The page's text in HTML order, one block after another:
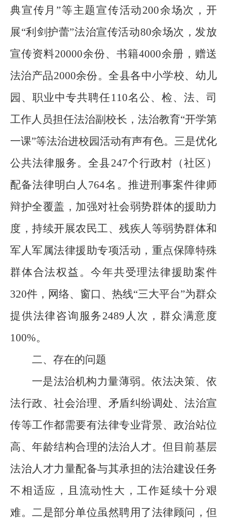
典宣传月 ”等主题宣传活动200余场次，开
展“利剑护蕾”法治宣传活动80余场次，发放
宣传资料20000余份、书籍4000余册，赠送
法治产品2000余份。全县各中小学校、幼儿
园、职业中专共聘任110名公、检、法、司
工作人员担任法治副校长，法治教育“开学第
一课”等法治进校园活动有声有色。三是优化
公共法律服务。全县247个行政村（社区）
配备法律明白人 764名。推进刑事案件律师
辩护全覆盖，加强对社会弱势群体的援助力
度，持续开展农民工、残疾人等弱势群体和
军人军属法律援助专项活动，重点保障特殊
群体合法权益。今年共受理法律援助案件
320件，网络、窗口、热线“三大平台”为群众
提供法律咨询服务2489 人次，群众满意度
100%。
二、存在的问题
一是法治机构力量薄弱。依法决策、依
法行政、社会治理、矛盾纠纷调处、法治宣
传等工作都需要有法律专业背景、政治站位
高、年龄结构合理的法治人才。但目前基层
法治人才力量配备与其承担的法治建设任务
不相适应，且流动性大，工作延续十分艰
难。二是部分单位虽然聘用了法律顾问，但